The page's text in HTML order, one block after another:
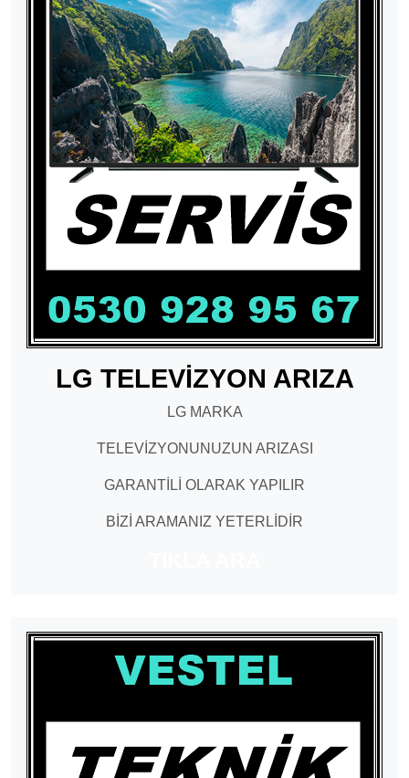
LG TELEVİZYON ARIZA
LG MARKA
TELEVİZYONUNUZUN ARIZASI
GARANTİLİ OLARAK YAPILIR
BİZİ ARAMANIZ YETERLİDİR